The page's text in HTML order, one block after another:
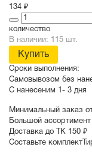
134 ₽
количество
В наличии: 115 шт.
Купить
Сроки выполнения:
Самовывозом без
С нанесеним 1- 3 дня
Минимальный заказ
Большой ассортимент
Доставка до ТК 150 ₽
Составьте комплект